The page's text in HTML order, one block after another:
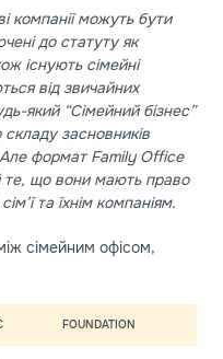
компанії можуть бути
до статуту як
існують сімейні
від звичайних
який “Сімейний бізнес”
засновників
Але формат Family Office
те, що вони мають право
та їхнім компаніям.
сімейним офісом,
FOUNDATION